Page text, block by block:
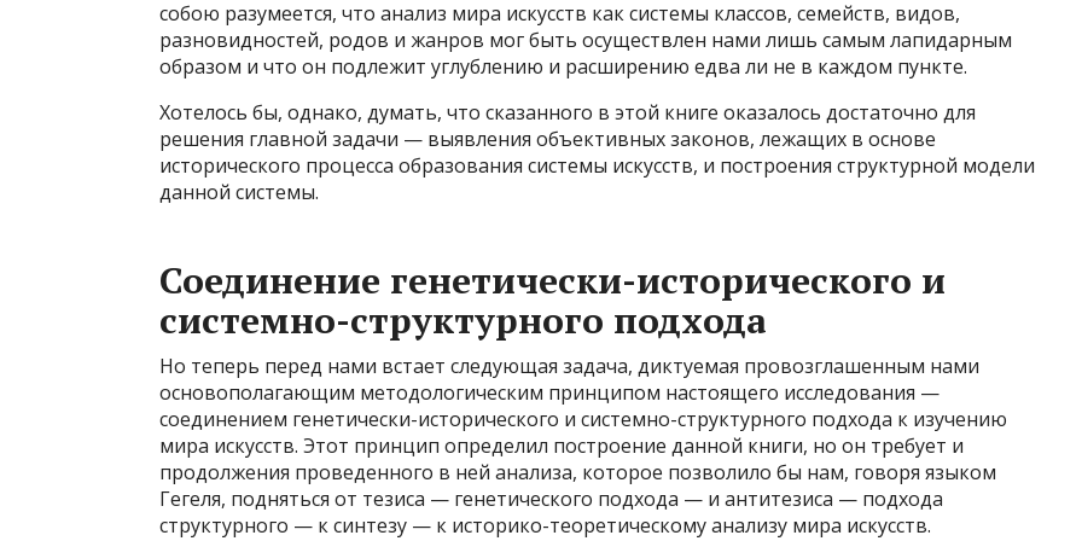
собою разумеется, что анализ мира искусств как системы классов, семейств, видов,
разновидностей, родов и жанров мог быть осуществлен нами лишь самым лапидарным
образом и что он подлежит углублению и расширению едва ли не в каждом пункте.
Хотелось бы, однако, думать, что сказанного в этой книге оказалось достаточно для
решения главной задачи — выявления объективных законов, лежащих в основе
исторического процесса образования системы искусств, и построения структурной модели
данной системы.
Соединение генетически-исторического и
системно-структурного подхода
Но теперь перед нами встает следующая задача, диктуемая провозглашенным нами
основополагающим методологическим принципом настоящего исследования —
соединением генетически-исторического и системно-структурного подхода к изучению
мира искусств. Этот принцип определил построение данной книги, но он требует и
продолжения проведенного в ней анализа, которое позволило бы нам, говоря языком
Гегеля, подняться от тезиса — генетического подхода — и антитезиса — подхода
структурного — к синтезу — к историко-теоретическому анализу мира искусств.